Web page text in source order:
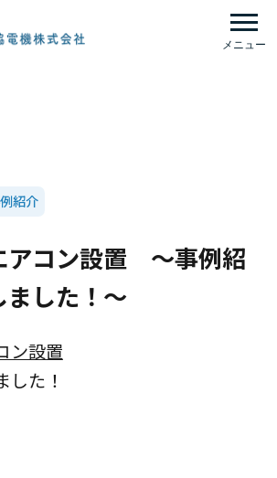
メニュー
紹介
コン設置 ～事例紹
した！～
ン設置
した！